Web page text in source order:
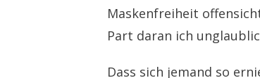
Maskenfreiheit
Part daran ich
Dass sich jemand so